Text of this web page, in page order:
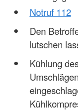
Notruf 112
Den
lutschen
Kühlung